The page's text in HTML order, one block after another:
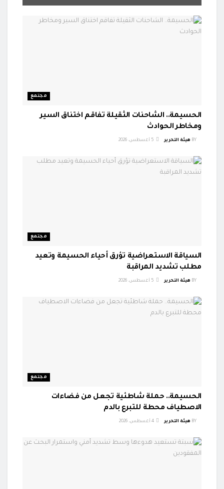
مجتمع
الحسيمة.. الشاحنات الثقيلة تفاقم اختناق السير
ومخاطر الحوادث
BY هيئة التحرير
مجتمع
السياقة الاستعراضية تؤرق أحياء الحسيمة وتعيد
مطلب تشديد المراقبة
BY هيئة التحرير
مجتمع
الحسيمة.. حملة شاطئية تجعل من فضاءات
الاصطياف محطة للتبرع بالدم
BY هيئة التحرير